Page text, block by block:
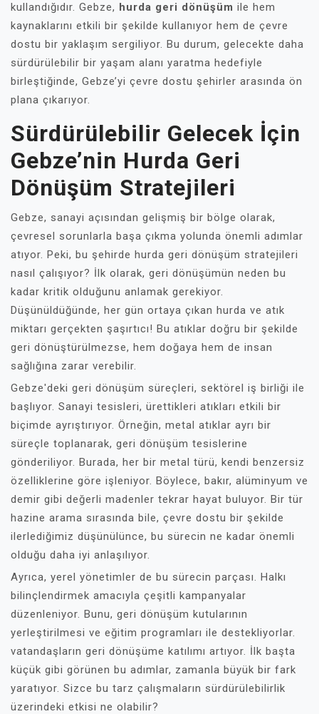
kullandığıdır. Gebze, hurda geri dönüşüm ile hem
kaynaklarını etkili bir şekilde kullanıyor hem de çevre
dostu bir yaklaşım sergiliyor. Bu durum, gelecekte daha
sürdürülebilir bir yaşam alanı yaratma hedefiyle
birleştiğinde, Gebze’yi çevre dostu şehirler arasında ön
plana çıkarıyor.
Sürdürülebilir Gelecek İçin
Gebze’nin Hurda Geri
Dönüşüm Stratejileri
Gebze, sanayi açısından gelişmiş bir bölge olarak,
çevresel sorunlarla başa çıkma yolunda önemli adımlar
atıyor. Peki, bu şehirde hurda geri dönüşüm stratejileri
nasıl çalışıyor? İlk olarak, geri dönüşümün neden bu
kadar kritik olduğunu anlamak gerekiyor.
Düşünüldüğünde, her gün ortaya çıkan hurda ve atık
miktarı gerçekten şaşırtıcı! Bu atıklar doğru bir şekilde
geri dönüştürülmezse, hem doğaya hem de insan
sağlığına zarar verebilir.
Gebze'deki geri dönüşüm süreçleri, sektörel iş birliği ile
başlıyor. Sanayi tesisleri, ürettikleri atıkları etkili bir
biçimde ayrıştırıyor. Örneğin, metal atıklar ayrı bir
süreçle toplanarak, geri dönüşüm tesislerine
gönderiliyor. Burada, her bir metal türü, kendi benzersiz
özelliklerine göre işleniyor. Böylece, bakır, alüminyum ve
demir gibi değerli madenler tekrar hayat buluyor. Bir tür
hazine arama sırasında bile, çevre dostu bir şekilde
ilerlediğimiz düşünülünce, bu sürecin ne kadar önemli
olduğu daha iyi anlaşılıyor.
Ayrıca, yerel yönetimler de bu sürecin parçası. Halkı
bilinçlendirmek amacıyla çeşitli kampanyalar
düzenleniyor. Bunu, geri dönüşüm kutularının
yerleştirilmesi ve eğitim programları ile destekliyorlar.
vatandaşların geri dönüşüme katılımı artıyor. İlk başta
küçük gibi görünen bu adımlar, zamanla büyük bir fark
yaratıyor. Sizce bu tarz çalışmaların sürdürülebilirlik
üzerindeki etkisi ne olabilir?